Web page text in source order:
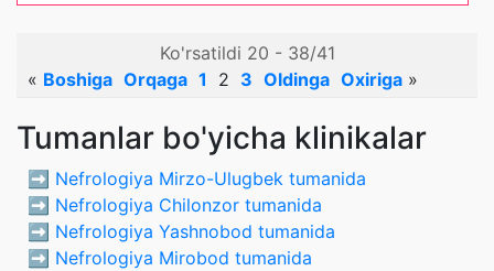
Ko'rsatildi 20 - 38/41
« Boshiga Orqaga 1 2 3 Oldinga Oxiriga »
Tumanlar bo'yicha klinikalar
➡️ Nefrologiya Mirzo-Ulugbek tumanida
➡️ Nefrologiya Chilonzor tumanida
➡️ Nefrologiya Yashnobod tumanida
➡️ Nefrologiya Mirobod tumanida